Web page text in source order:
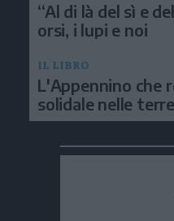
“Al di là del sì e
orsi, i lupi e noi
IL LIBRO
L'Appennino che
solidale nelle